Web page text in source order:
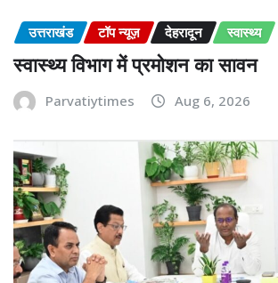
उत्तराखंड टॉप न्यूज़ देहरादून स्वास्थ्य
स्वास्थ्य विभाग में प्रमोशन का सावन
Parvatiytimes Aug 6, 2026